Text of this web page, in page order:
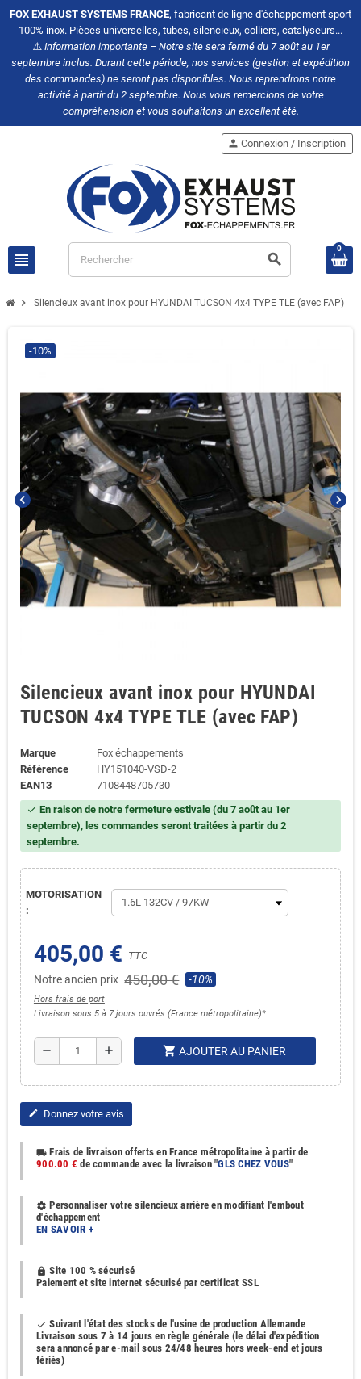
FOX EXHAUST SYSTEMS FRANCE, fabricant de ligne d'échappement sport
100% inox. Pièces universelles, tubes, silencieux, colliers, catalyseurs...
⚠️Information importante – Notre site sera fermé du 7 août au 1er
septembre inclus. Durant cette période, nos services (gestion et expédition
des commandes) ne seront pas disponibles. Nous reprendrons notre
activité à partir du 2 septembre. Nous vous remercions de votre
compréhension et vous souhaitons un excellent été.
view_headline search
person Connexion / Inscription
0
chevron_right Silencieux avant inox pour HYUNDAI TUCSON 4x4 TYPE TLE (avec FAP)
chevron_left chevron_right
-10%
Silencieux avant inox pour HYUNDAI
TUCSON 4x4 TYPE TLE (avec FAP)
Marque
Fox échappements
Référence
HY151040-VSD-2
EAN13
7108448705730
check En raison de notre fermeture estivale (du 7 août au 1er
septembre), les commandes seront traitées à partir du 2
septembre.
MOTORISATION
:
405,00 € TTC
Notre ancien prix 450,00 € -10%
Hors frais de port
Livraison sous 5 à 7 jours ouvrés (France métropolitaine)*
remove add shopping_cart AJOUTER AU PANIER
edit Donnez votre avis
local_shipping Frais de livraison offerts en France métropolitaine à partir de
900.00 € de commande avec la livraison "GLS CHEZ VOUS"
settings Personnaliser votre silencieux arrière en modifiant l'embout
d'échappement
EN SAVOIR +
https Site 100 % sécurisé
Paiement et site internet sécurisé par certificat SSL
done Suivant l'état des stocks de l'usine de production Allemande
Livraison sous 7 à 14 jours en règle générale (le délai d'expédition
sera annoncé par e-mail sous 24/48 heures hors week-end et jours
fériés)